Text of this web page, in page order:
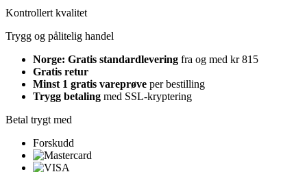
Kontrollert kvalitet
Trygg og pålitelig handel
Norge: Gratis standardlevering fra og med kr 815
Gratis retur
Minst 1 gratis vareprøve per bestilling
Trygg betaling med SSL-kryptering
Betal trygt med
Forskudd